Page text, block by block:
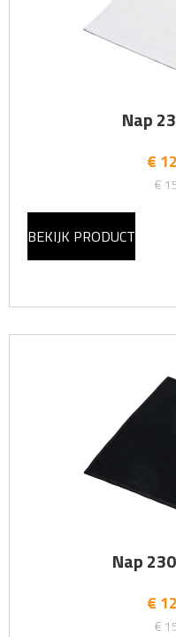
Nap
€
€
BEKIJK PRODUCT
Nap
€
€